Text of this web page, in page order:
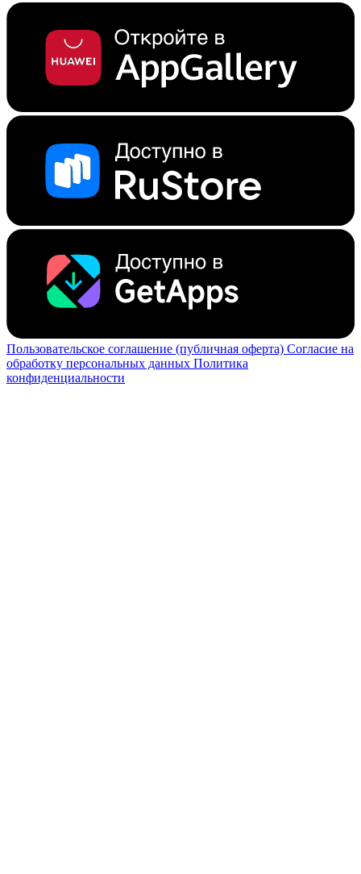
Пользовательское соглашение (публичная оферта) Согласие на
обработку персональных данных Политика
конфиденциальности